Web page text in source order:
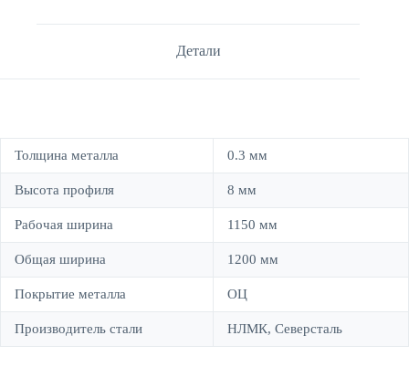
Детали
Толщина металла 0.3 мм
Высота профиля 8 мм
Рабочая ширина 1150 мм
Общая ширина 1200 мм
Покрытие металла ОЦ
Производитель стали НЛМК, Северсталь